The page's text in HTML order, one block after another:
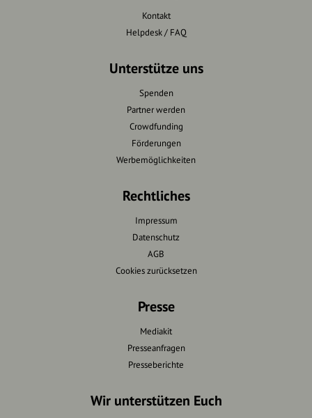
Kontakt
Helpdesk / FAQ
Unterstütze uns
Spenden
Partner werden
Crowdfunding
Förderungen
Werbemöglichkeiten
Rechtliches
Impressum
Datenschutz
AGB
Cookies zurücksetzen
Presse
Mediakit
Presseanfragen
Presseberichte
Wir unterstützen Euch